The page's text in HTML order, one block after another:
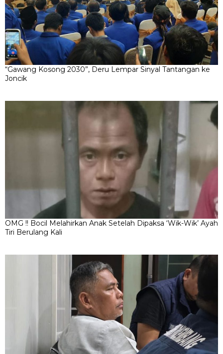
“Gawang Kosong 2030”, Deru Lempar Sinyal Tantangan ke
Joncik
OMG !! Bocil Melahirkan Anak Setelah Dipaksa ‘Wik-Wik’ Ayah
Tiri Berulang Kali